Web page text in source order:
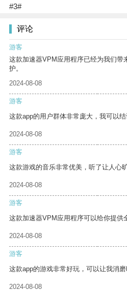
#3#
评论
游客
这款加速器VPM应用程序已经为我们带
护。
2024-08-08
游客
这款app的用户群体非常庞大，我可以结
2024-08-08
游客
这款游戏的音乐非常优美，听了让人心旷
2024-08-08
游客
这款加速器VPM应用程序可以给你提供
2024-08-08
游客
这款app的游戏非常好玩，可以让我消磨
2024-08-08